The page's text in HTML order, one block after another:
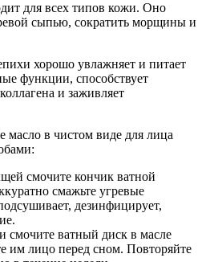
для всех типов кожи. Оно
сыпью, сократить морщины и
хорошо увлажняет и питает
функции, способствует
и заживляет
масло в чистом виде для лица
смочите кончик ватной
смажьте угревые
дезинфицирует,
смочите ватный диск в масле
им лицо перед сном. Повторяйте